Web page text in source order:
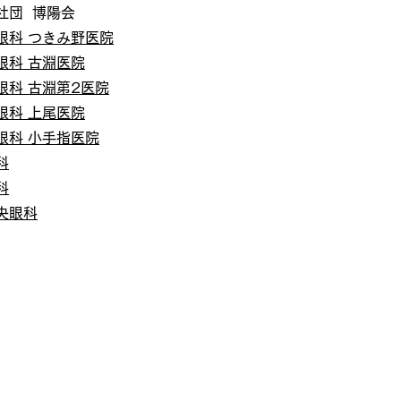
団 博陽会
科 つきみ野医院
科 古淵医院
科 古淵第2医院
科 上尾医院
科 小手指医院
眼科